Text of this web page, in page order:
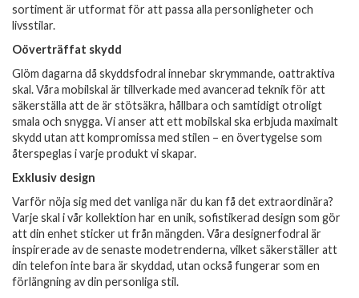
sortiment är utformat för att passa alla personligheter och
livsstilar.
Oöverträffat skydd
Glöm dagarna då skyddsfodral innebar skrymmande, oattraktiva
skal. Våra mobilskal är tillverkade med avancerad teknik för att
säkerställa att de är stötsäkra, hållbara och samtidigt otroligt
smala och snygga. Vi anser att ett mobilskal ska erbjuda maximalt
skydd utan att kompromissa med stilen – en övertygelse som
återspeglas i varje produkt vi skapar.
Exklusiv design
Varför nöja sig med det vanliga när du kan få det extraordinära?
Varje skal i vår kollektion har en unik, sofistikerad design som gör
att din enhet sticker ut från mängden. Våra designerfodral är
inspirerade av de senaste modetrenderna, vilket säkerställer att
din telefon inte bara är skyddad, utan också fungerar som en
förlängning av din personliga stil.